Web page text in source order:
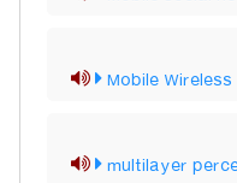
Mobile
multilayer